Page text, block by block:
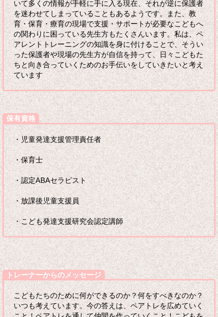
いて多くの情報が手軽に手に入る現在、それが逆に保護者
を迷わせてしまっていることもあるようです。また、教
育・保育・療育の現場で支援・サポートが必要なこどもへ
の関わりに困っている先生方もたくさんいます。私は、ペ
アレントトレーニングの知識を身に付けることで、そうい
った保護者や現場の先生方が自信を持って、日々こどもた
ちと向き合っていくためのお手伝いをしていきたいと考え
ています
保有資格
・児童発達支援管理責任者
・保育士
・認定ABAセラピスト
・放課後児童支援員
・こども発達支援研究会認定講師
トレーナーからのメッセージ
こどもたちのために何ができるのか？何をすべきなのか？
いつも考えています。今の答えは、ペアトレを広めていく